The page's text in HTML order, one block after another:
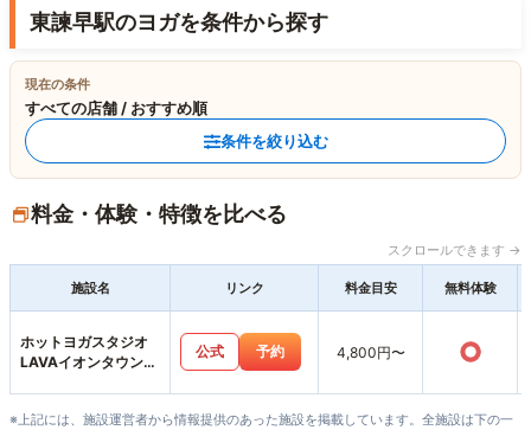
東諫早駅のヨガを条件から探す
現在の条件
すべての店舗 / おすすめ順
条件を絞り込む
料金・体験・特徴を比べる
スクロールできます →
施設名 リンク 料金目安 無料体験
ホットヨガスタジオ
LAVAイオンタウン諫
公式 予約 4,800円〜 ○
※上記には、施設運営者から情報提供のあった施設を掲載しています。全施設は下の一